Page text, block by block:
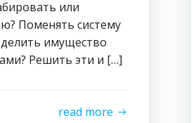
или
Поменять систему
имущество
Решить эти и […]
read more